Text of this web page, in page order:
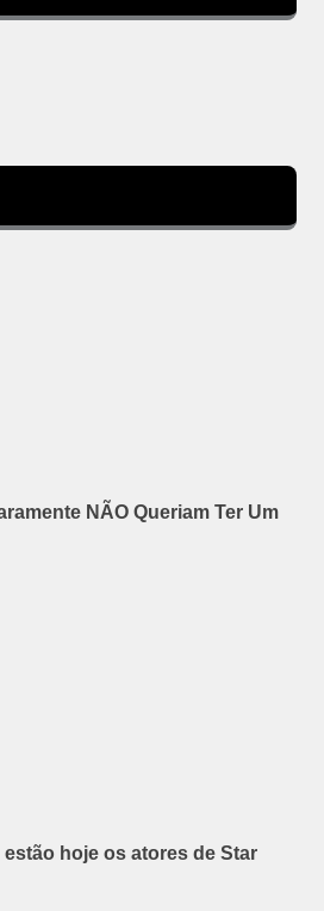
NÃO Queriam Ter Um
hoje os atores de Star